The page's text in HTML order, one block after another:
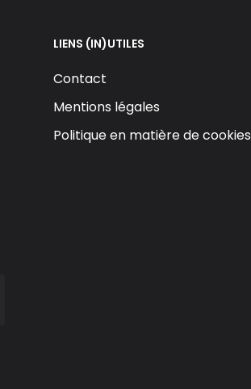
LIENS (IN)UTILES
Contact
Mentions légales
Politique en matière de cookies